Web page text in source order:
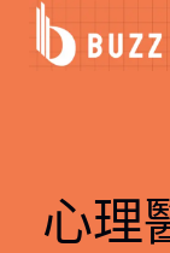
Skip
心理